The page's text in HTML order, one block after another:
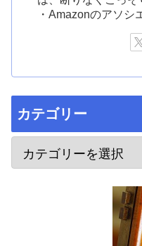
・Amazonのアソシ
カテゴリー